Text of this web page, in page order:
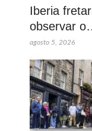
Iberia
observar
agosto 5, 2026